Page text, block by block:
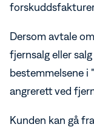
Dersom avtale
fjernsalg eller
bestemmelsene i
angrerett ved
Kunden kan gå